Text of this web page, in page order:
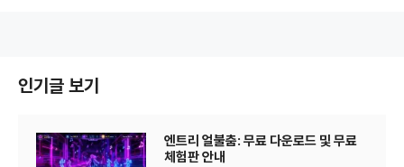
인기글 보기
엔트리 얼불춤: 무료 다운로드 및 무료
체험판 안내